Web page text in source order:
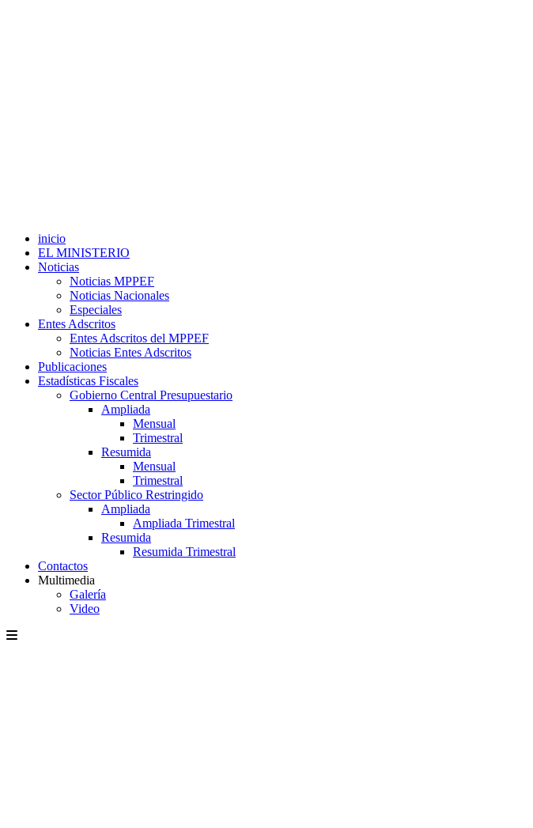
inicio
EL MINISTERIO
Noticias
Noticias MPPEF
Noticias Nacionales
Especiales
Entes Adscritos
Entes Adscritos del MPPEF
Noticias Entes Adscritos
Publicaciones
Estadísticas Fiscales
Gobierno Central Presupuestario
Ampliada
Mensual
Trimestral
Resumida
Mensual
Trimestral
Sector Público Restringido
Ampliada
Ampliada Trimestral
Resumida
Resumida Trimestral
Contactos
Multimedia
Galería
Video